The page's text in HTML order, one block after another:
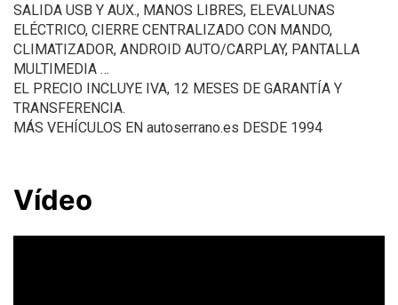
SALIDA USB Y AUX., MANOS LIBRES, ELEVALUNAS
ELÉCTRICO, CIERRE CENTRALIZADO CON MANDO,
CLIMATIZADOR, ANDROID AUTO/CARPLAY, PANTALLA
MULTIMEDIA …
EL PRECIO INCLUYE IVA, 12 MESES DE GARANTÍA Y
TRANSFERENCIA.
MÁS VEHÍCULOS EN autoserrano.es DESDE 1994
Vídeo